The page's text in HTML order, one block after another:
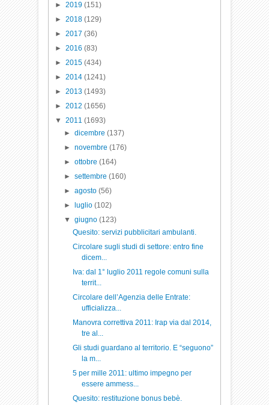
►2019(151)
►2018(129)
►2017(36)
►2016(83)
►2015(434)
►2014(1241)
►2013(1493)
►2012(1656)
▼2011(1693)
► dicembre (137)
► novembre (176)
► ottobre (164)
► settembre (160)
► agosto (56)
►
luglio (102)
▼ giugno (123)
Quesito: servizi pubblicitari ambulanti.
Circolare sugli studi di settore: entro fine
dicem...
Iva: dal 1° luglio 2011 regole comuni sulla
territ...
Circolare dell’Agenzia delle Entrate:
ufficializza...
Manovra correttiva 2011: Irap via dal 2014,
tre al...
Gli studi guardano al territorio. E “seguono”
la m...
5 per mille 2011: ultimo impegno per
essere ammess...
Quesito: restituzione bonus bebè.